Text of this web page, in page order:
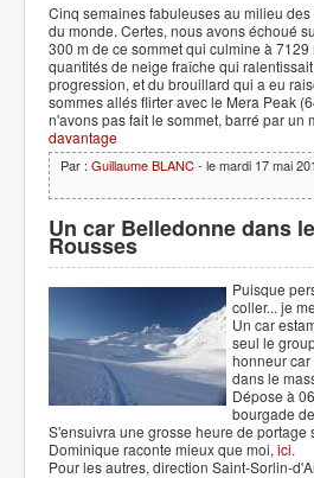
Cinq semaines fabuleuses au milieu
du monde. Certes, nous avons échoué
300 m de ce sommet qui culmine à
quantités de neige fraîche qui
progression, et du brouillard qui a eu
sommes allés flirter avec le Mera Peak
n'avons pas fait le sommet, barré par un
davantage
Par : Guillaume BLANC- le mardi 17 mai
Un car Belledonne dans
Rousses
Puisque
coller... je
Un car
seul le
honneur
dans le
Dépose à
bourgade
S'ensuivra une grosse heure de portage
Dominique raconte mieux que moi, ici.
Pour les autres, direction Saint-Sorlin-